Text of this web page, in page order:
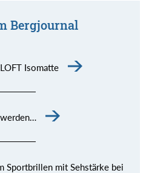
Bergjournal
Isomatte
Sportbrillen mit Sehstärke bei